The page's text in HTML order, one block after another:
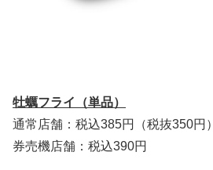
牡蠣フライ（単品）
通常店舗：税込385円（税抜350円）
券売機店舗：税込390円